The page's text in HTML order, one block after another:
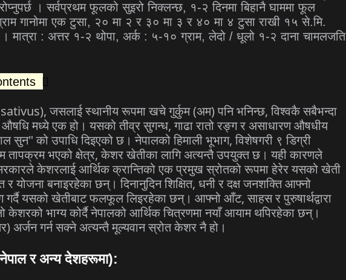
। सर्वप्रथम फूलको सुइरो निक्लन्छ, १-२ दिनमा बिहानै घाममा फूल
गानोमा एक टुसा, २० मा २ र ३० मा ३ र ४० मा ४ टुसा राखी १५ से.मि.
। मात्रा : अत्तर १-२ थोपा, अर्क : ५-१० ग्राम, लेदो / धूलो १-२ दाना चामलजति
जसलाई स्थानीय रूपमा खचे गुर्कुम(अम)पनि भनिन्छ,विश्वकै सबैभन्दा
औषधि मध्ये एक हो। यसको तीव्र सुगन्ध,गाढा रातो रङ्ग र असाधारण औषधीय
सुन"को उपाधि दिइएको छ। नेपालको हिमाली भूभाग,विशेषगरी ९ डिग्री
तापक्रम भएको क्षेत्र,केशर खेतीका लागि अत्यन्तै उपयुक्त छ। यही कारणले
केशरलाई आर्थिक क्रान्तिको एक प्रमुख स्रोतको रूपमा हेरेर यसको खेती
र योजना बनाइरहेका छन्। दिनानुदिन शिक्षित, धनी र दक्ष जनशक्ति आफ्नो
गर्दै यसको खेतीबाट फलफूल लिइरहेका छन्। आफ्नो आँट,साहस र पुरुषार्थद्वारा
केशरको भाग्य कोर्दै नेपालको आर्थिक चित्रणमा नयाँ आयाम थपिरहेका छन्।
) अर्जन गर्न सक्ने अत्यन्तै मूल्यवान स्रोत केशर नै हो।
नेपाल र अन्य देशहरूमा):